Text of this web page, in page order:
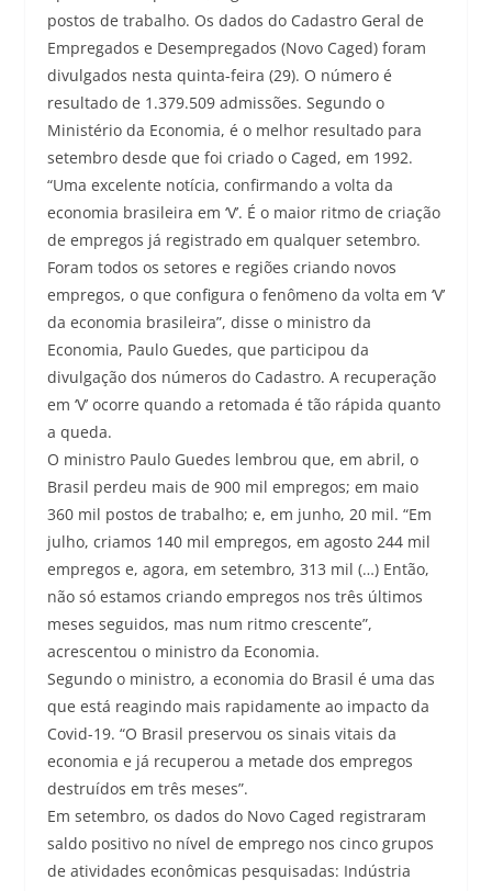
postos de trabalho. Os dados do Cadastro Geral de
Empregados e Desempregados (Novo Caged) foram
divulgados nesta quinta-feira (29). O número é
resultado de 1.379.509 admissões. Segundo o
Ministério da Economia, é o melhor resultado para
setembro desde que foi criado o Caged, em 1992.
“Uma excelente notícia, confirmando a volta da
economia brasileira em ‘V’. É o maior ritmo de criação
de empregos já registrado em qualquer setembro.
Foram todos os setores e regiões criando novos
empregos, o que configura o fenômeno da volta em ‘V’
da economia brasileira”, disse o ministro da
Economia, Paulo Guedes, que participou da
divulgação dos números do Cadastro. A recuperação
em ‘V’ ocorre quando a retomada é tão rápida quanto
a queda.
O ministro Paulo Guedes lembrou que, em abril, o
Brasil perdeu mais de 900 mil empregos; em maio
360 mil postos de trabalho; e, em junho, 20 mil. “Em
julho, criamos 140 mil empregos, em agosto 244 mil
empregos e, agora, em setembro, 313 mil (…) Então,
não só estamos criando empregos nos três últimos
meses seguidos, mas num ritmo crescente”,
acrescentou o ministro da Economia.
Segundo o ministro, a economia do Brasil é uma das
que está reagindo mais rapidamente ao impacto da
Covid-19. “O Brasil preservou os sinais vitais da
economia e já recuperou a metade dos empregos
destruídos em três meses”.
Em setembro, os dados do Novo Caged registraram
saldo positivo no nível de emprego nos cinco grupos
de atividades econômicas pesquisadas: Indústria